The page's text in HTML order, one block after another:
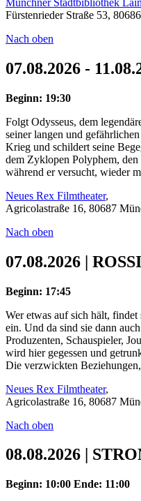
Münchner Stadtbibliothek
Fürstenrieder Straße 53,
Nach oben
07.08.2026 -
Beginn: 19:30
Folgt Odysseus, dem
seiner langen und
Krieg und schildert seine
dem Zyklopen Polyphem,
während er versucht, wieder
Neues Rex Filmtheater,
Agricolastraße 16, 80687
Nach oben
07.08.2026 |
Beginn: 17:45
Wer etwas auf sich hält, findet
ein. Und da sind sie dann
Produzenten, Schauspieler,
wird hier gegessen und
Die verzwickten
Neues Rex Filmtheater,
Agricolastraße 16, 80687
Nach oben
08.08.2026 |
Beginn: 10:00 Ende: 11:00